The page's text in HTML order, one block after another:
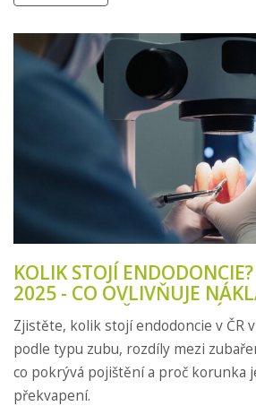
KOLIK STOJÍ
2025 - CO OVLIVŇUJE
VYHNOUT PŘEKVAPENÍM
Zjistěte, kolik stojí endodoncie v ČR
podle typu zubu, rozdíly mezi
co pokrývá pojištění a proč korunka
překvapení.